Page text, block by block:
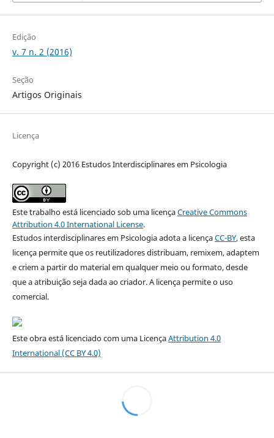
Edição
v. 7 n. 2 (2016)
Seção
Artigos Originais
Licença
Copyright (c) 2016 Estudos Interdisciplinares em Psicologia
Este trabalho está licenciado sob uma licençaCreative Commons
Attribution 4.0 International License.
Estudos interdisciplinares em Psicologia adota a licençaCC-BY, esta
licença permite que os reutilizadores distribuam, remixem, adaptem
e criem a partir do material em qualquer meio ou formato, desde
que a atribuição seja dada ao criador. A licença permite o uso
comercial.
Este obra está licenciado com uma LicençaAttribution 4.0
International(CC BY 4.0)